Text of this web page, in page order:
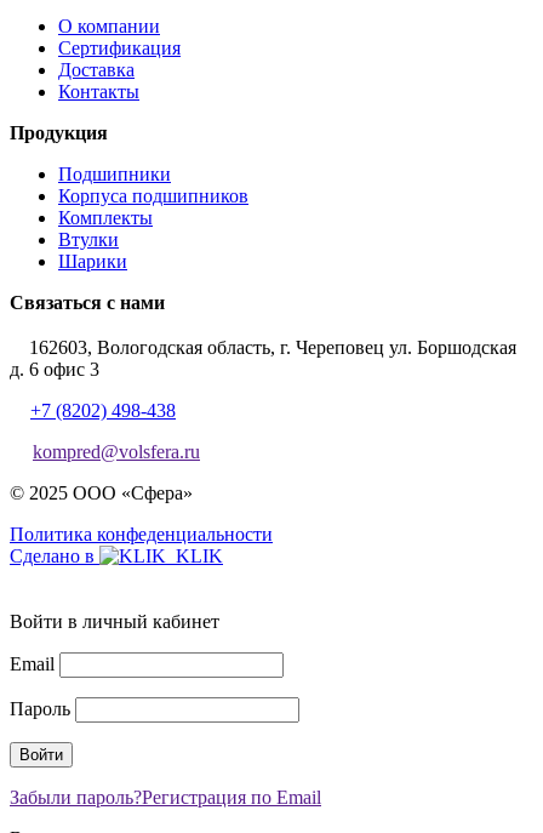
О компании
Сертификация
Доставка
Контакты
Продукция
Подшипники
Корпуса подшипников
Комплекты
Втулки
Шарики
Связаться с нами
162603, Вологодская область, г. Череповец ул. Боршодская
д. 6 офис 3
+7 (8202) 498-438
kompred@volsfera.ru
© 2025 ООО «Сфера»
Политика конфеденциальности
Сделано в
Войти в личный кабинет
Email
Пароль
Забыли пароль?Регистрация по Email